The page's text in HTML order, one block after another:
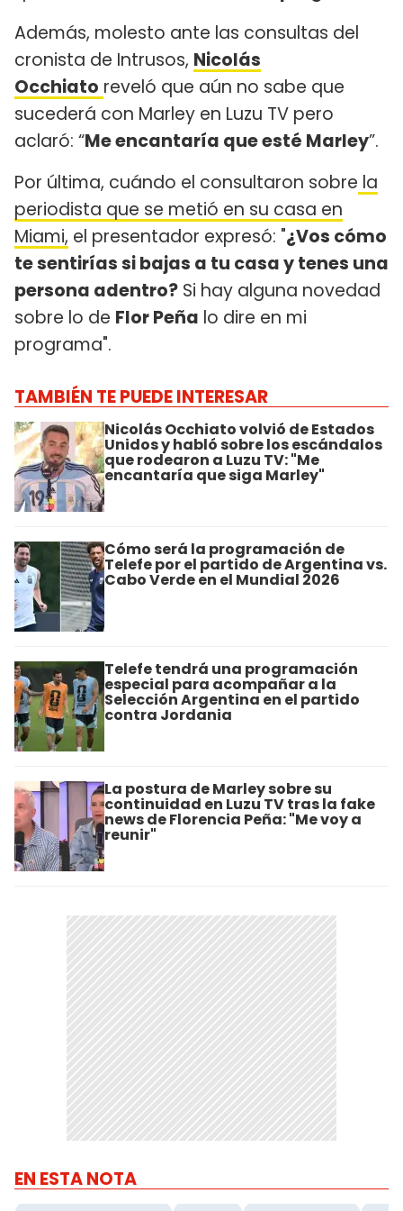
Además, molesto ante las consultas del
cronista de Intrusos, Nicolás
Occhiato reveló que aún no sabe que
sucederá con Marley en Luzu TV pero
aclaró: “Me encantaría que esté Marley”.
Por última, cuándo el consultaron sobre la
periodista que se metió en su casa en
Miami, el presentador expresó: "¿Vos cómo
te sentirías si bajas a tu casa y tenes una
persona adentro? Si hay alguna novedad
sobre lo de Flor Peña lo dire en mi
programa".
TAMBIÉN TE PUEDE INTERESAR
Nicolás Occhiato volvió de Estados
Unidos y habló sobre los escándalos
que rodearon a Luzu TV: "Me
encantaría que siga Marley"
Cómo será la programación de
Telefe por el partido de Argentina vs.
Cabo Verde en el Mundial 2026
Telefe tendrá una programación
especial para acompañar a la
Selección Argentina en el partido
contra Jordania
La postura de Marley sobre su
continuidad en Luzu TV tras la fake
news de Florencia Peña: "Me voy a
reunir"
EN ESTA NOTA